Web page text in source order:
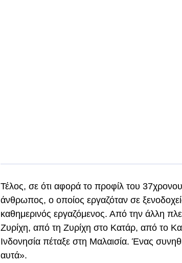
Τέλος, σε ότι αφορά το προφίλ του 37χρονου
άνθρωπος, ο οποίος εργαζόταν σε
καθημερινός εργαζόμενος. Από την άλλη
Ζυρίχη, από τη Ζυρίχη στο Κατάρ, από το
Ινδονησία πέταξε στη Μαλαισία. Ένας
αυτά».